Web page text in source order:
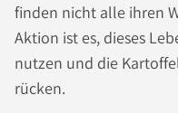
finden nicht alle ihren
Aktion ist es, dieses
nutzen und die
rücken.